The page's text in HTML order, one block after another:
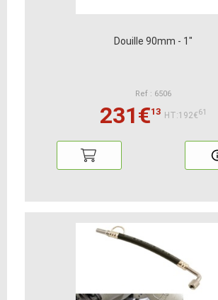
Douille 90mm - 1"
Ref : 6506
231€13 HT:192€61